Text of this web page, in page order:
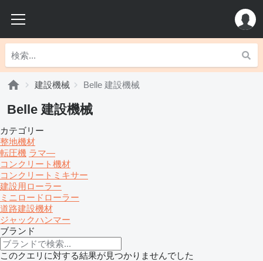
建設機械 Belle 建設機械
Belle 建設機械
カテゴリー
整地機材
転圧機 ラマ―
コンクリート機材
コンクリートミキサー
建設用ローラー
ミニロードローラー
道路建設機材
ジャックハンマー
ブランド
このクエリに対する結果が見つかりませんでした